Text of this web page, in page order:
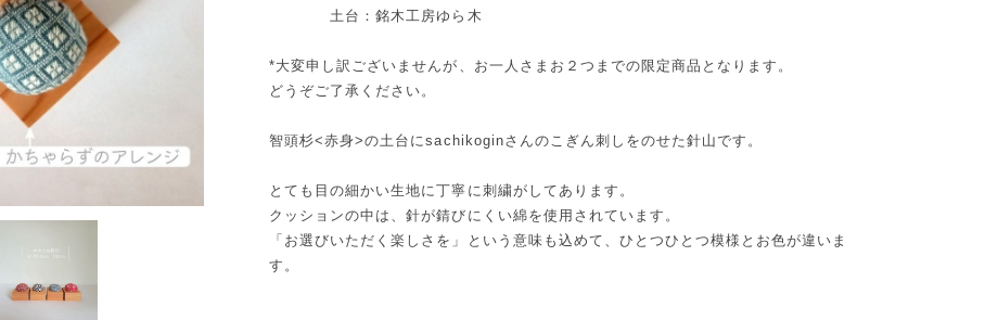
土台：銘木工房ゆら木
*大変申し訳ございませんが、お一人さまお２つまでの限定商品となります。
どうぞご了承ください。
智頭杉<赤身>の土台にsachikoginさんのこぎん刺しをのせた針山です。
とても目の細かい生地に丁寧に刺繍がしてあります。
クッションの中は、針が錆びにくい綿を使用されています。
「お選びいただく楽しさを」という意味も込めて、ひとつひとつ模様とお色が違いま
す。